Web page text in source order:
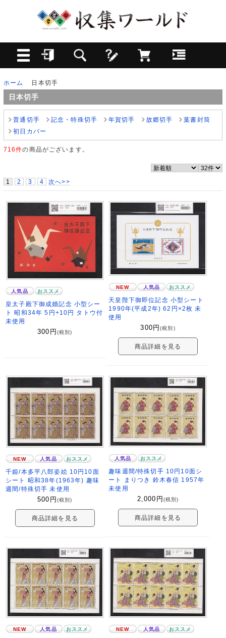
ホーム 日本切手
日本切手
普通切手 記念・特殊切手 年賀切手 故郷切手
葉書封筒
初日カバー
716件の商品がございます。
1 2 3 4 次へ>>
人気品 おススメ
皇太子殿下御成婚記念 小型シー
ト 昭和34年 5円+10円 タトウ付
未使用
300 円 (税別)
NEW 人気品 おススメ
天皇陛下御即位記念 小型シート
1990年(平成2年) 62円×2枚 未
使用
300 円(税別)
商品詳細を見る
NEW 人気品 おススメ
千姫/本多平八郎姿絵 10円10面
シート 昭和38年(1963年) 趣味
週間/特殊切手 未使用
500 円 (税別)
商品詳細を見る
人気品 おススメ
趣味週間/特殊切手 10円10面シ
ート まりつき 鈴木春信 1957年
未使用
2,000 円 (税別)
商品詳細を見る
NEW 人気品 おススメ NEW 人気品 おススメ